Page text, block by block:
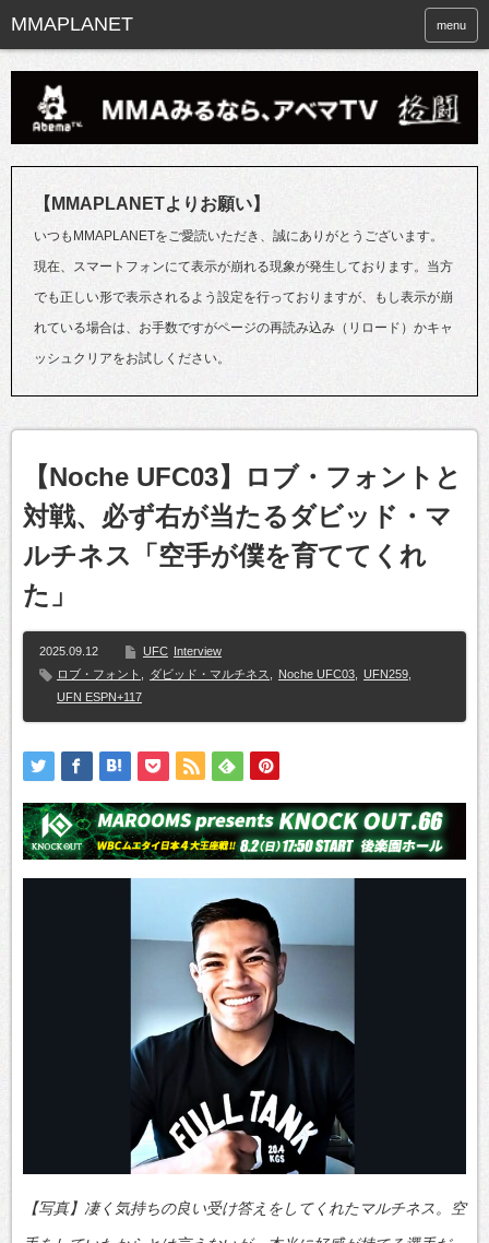
menu
【MMAPLANETよりお願い】
いつもMMAPLANETをご愛読いただき、誠にありがとうございます。
現在、スマートフォンにて表示が崩れる現象が発生しております。当方
でも正しい形で表示されるよう設定を行っておりますが、もし表示が崩
れている場合は、お手数ですがページの再読み込み（リロード）かキャ
ッシュクリアをお試しください。
【Noche UFC03】ロブ・フォントと
対戦、必ず右が当たるダビッド・マ
ルチネス「空手が僕を育ててくれ
た」
2025.09.12 UFC Interview
ロブ・フォント
ダビッド・マルチネス Noche UFC03 UFN259
UFN ESPN+117
【写真】凄く気持ちの良い受け答えをしてくれたマルチネス。空